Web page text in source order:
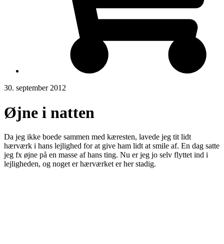
30. september 2012
Øjne i natten
Da jeg ikke boede sammen med kæresten, lavede jeg tit lidt
hærværk i hans lejlighed for at give ham lidt at smile af. En dag satte
jeg fx øjne på en masse af hans ting. Nu er jeg jo selv flyttet ind i
lejligheden, og noget er hærværket er her stadig.